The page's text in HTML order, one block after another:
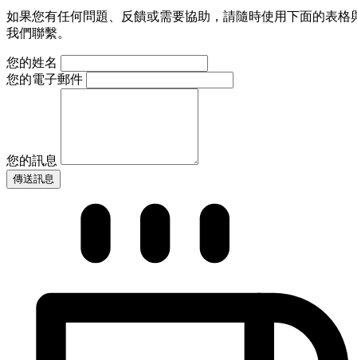
如果您有任何問題、反饋或需要協助，請隨時使用下面的表格
我們聯繫。
您的姓名
您的電子郵件
您的訊息
傳送訊息